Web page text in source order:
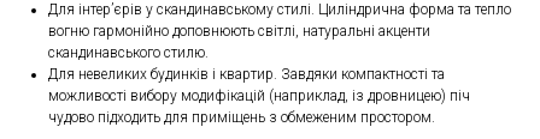
Для інтер’єрів у скандинавському стилі. Циліндрична форма та тепло
вогню гармонійно доповнюють світлі, натуральні акценти
скандинавського стилю.
Для невеликих будинків і квартир. Завдяки компактності та
можливості вибору модифікацій (наприклад, із дровницею) піч
чудово підходить для приміщень з обмеженим простором.